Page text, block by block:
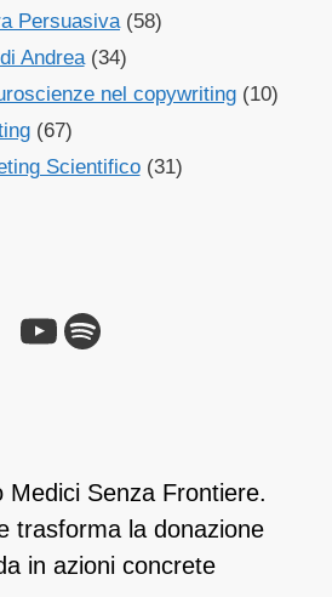
Persuasiva (58)
Andrea(34)
nel copywriting (10)
(67)
Scientifico(31)
YouTube
Spotify
Medici Senza Frontiere.
​trasforma la donazione
in azioni concrete